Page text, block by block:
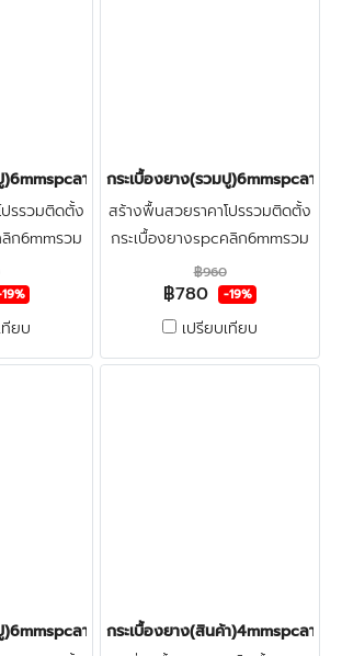
)6mmspcลายก้างปลา(W26) ราคา780บาท
รรวมติดตั้ง
ก6mmรวม
รวจพื้นก่อน
องเดิมและ
ม่
ทียบ
กระเบื้องยาง(รวมปู)6mmspcลาย
สร้างพื้นสวยราคาโปรรวมติดตั้ง
กระเบื้องยางspcคลิก6mmรวม
ปูลายก้างปลา+ฟรีตรวจพื้นก่อน
ติดตั้ง ปูทับพื้นกระเบื้องเดิมและ
พื้นปูนใหม่
฿960
฿780 -19%
เปรียบเทียบ
)6mmspcลายก้างปลา(B94) ราคา780บาท
กระเบื้องยาง(สินค้า)4mmspcลาย